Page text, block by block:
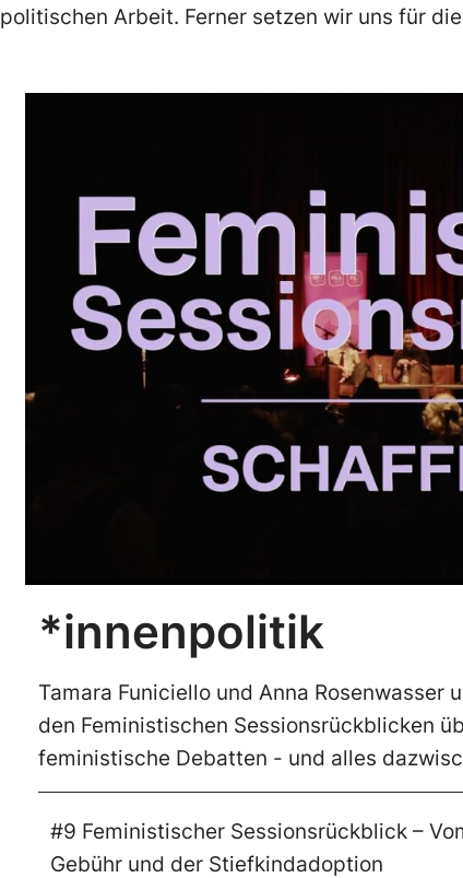
politischen Arbeit. Ferner setzen wir uns für
*innenpolitik
Tamara Funiciello und Anna
den Feministischen Sessionsrückblicken
feministische Debatten - und alles
#9 Feministischer Sessionsrückblick –
Gebühr und der Stiefkindadoption